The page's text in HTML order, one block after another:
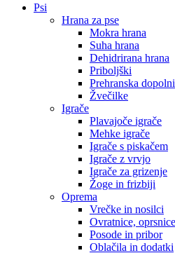
Psi
Hrana za pse
Mokra hrana
Suha hrana
Dehidrirana hrana
Priboljški
Prehranska
Žvečilke
Igrače
Plavajoče igrače
Mehke igrače
Igrače s piskačem
Igrače z vrvjo
Igrače za grizenje
Žoge in frizbiji
Oprema
Vrečke in nosilci
Ovratnice,
Posode in pribor
Oblačila in dodatki